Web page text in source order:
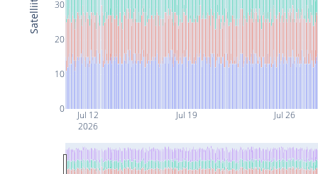
Jul 12
2026
Jul 19 Jul 26
0
10
20
30